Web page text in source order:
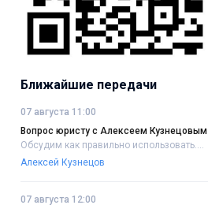
Ближайшие передачи
07 августа 11:00
Вопрос юристу с Алексеем Кузнецовым
Обсудим как правильно использовать....
Алексей Кузнецов
07 августа 12:00